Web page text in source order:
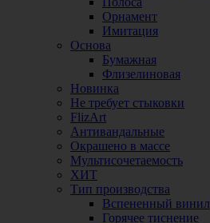
Орнамент
Имитация
Основа
Бумажная
Флизелиновая
Новинка
Не требует стыковки
FlizArt
Антивандальные
Окрашено в массе
Мультисочетаемость
ХИТ
Тип производства
Вспененный винил
Горячее тиснение